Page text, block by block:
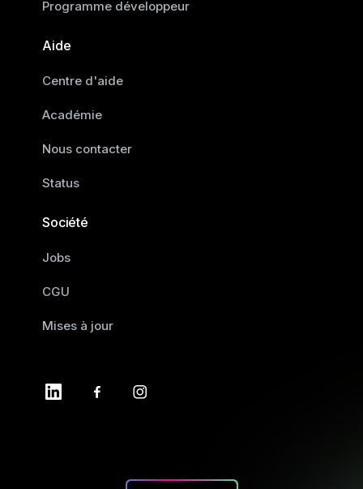
Programme développeur
Aide
Centre d'aide
Académie
Nous contacter
Status
Société
Jobs
CGU
Mises à jour